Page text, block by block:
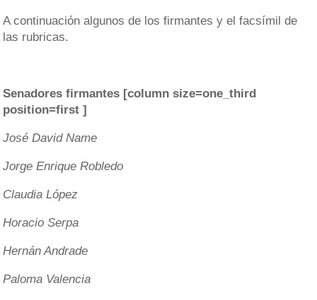
A continuación algunos de los firmantes y el facsímil de
las rubricas.
Senadores firmantes [column size=one_third
position=first ]
José David Name
Jorge Enrique Robledo
Claudia López
Horacio Serpa
Hernán Andrade
Paloma Valencia